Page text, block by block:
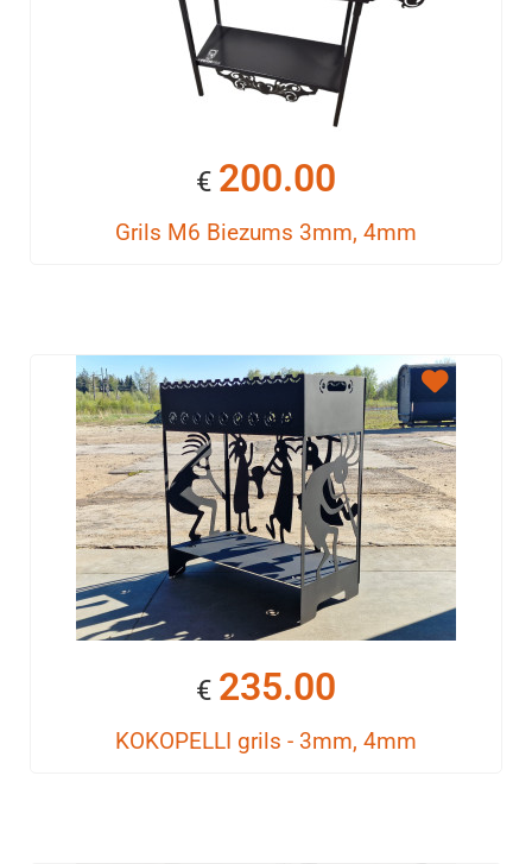
€ 200.00
Grils M6 Biezums 3mm, 4mm
€ 235.00
KOKOPELLI grils - 3mm, 4mm